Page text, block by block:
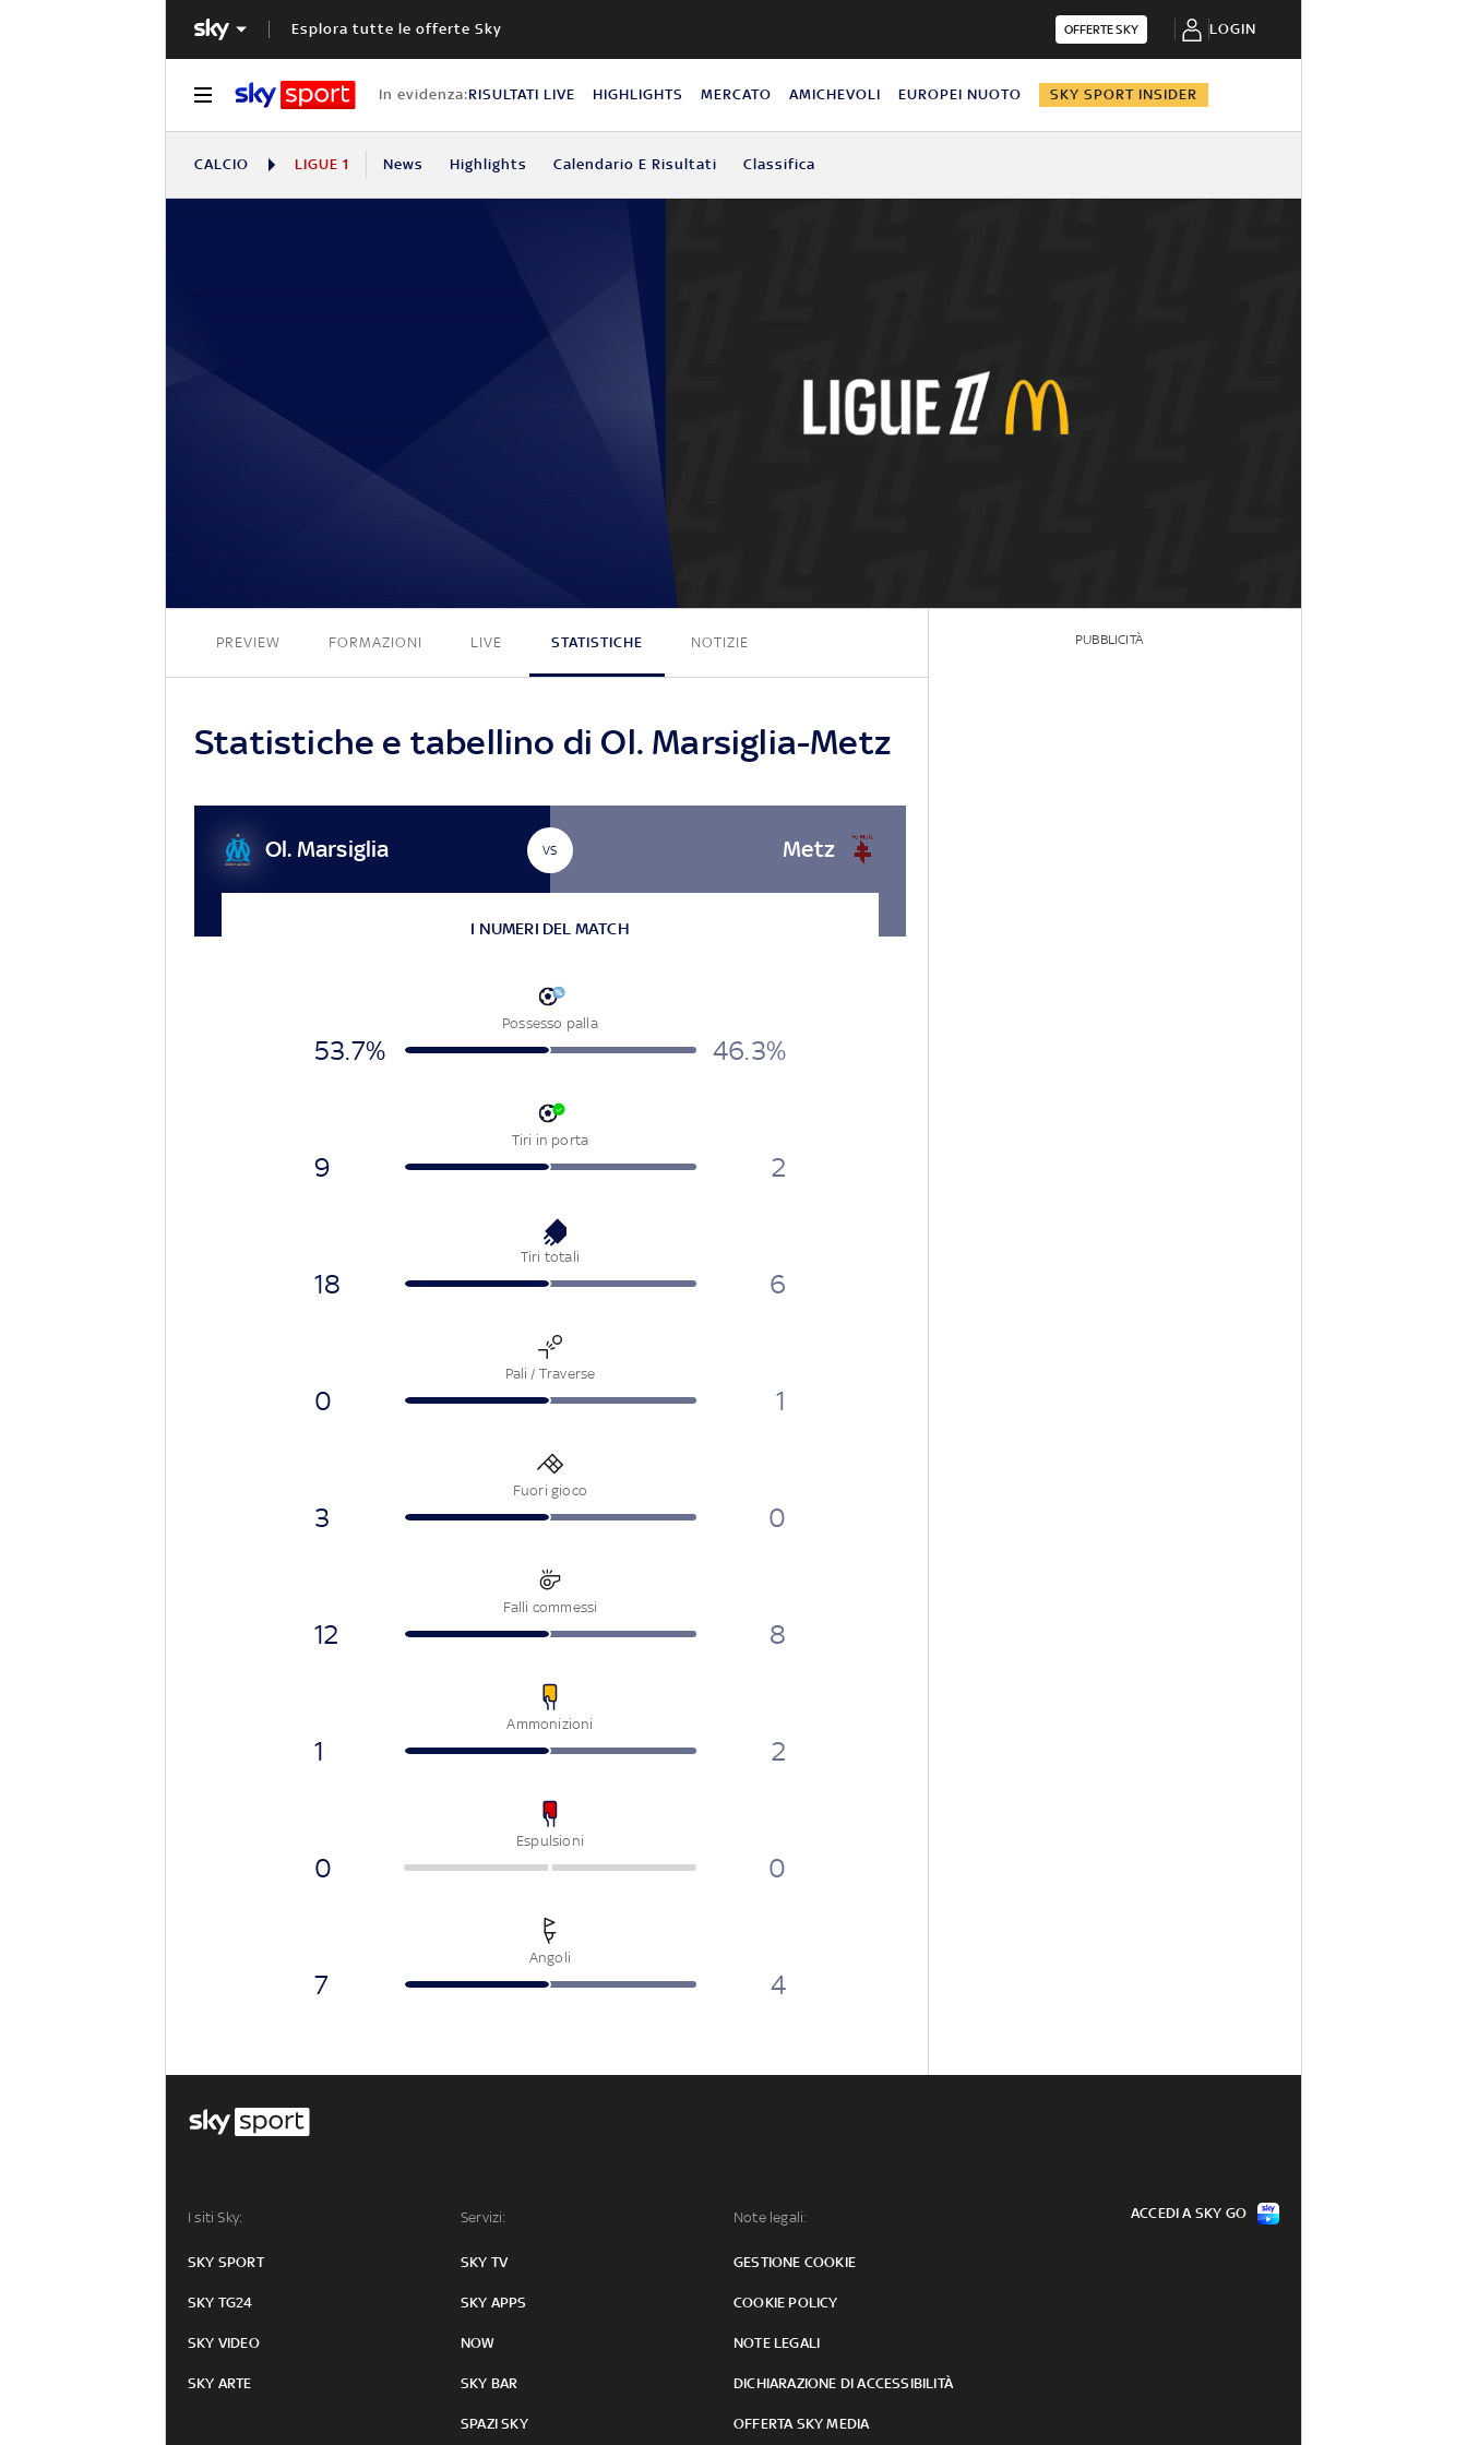
Esplora tutte le offerte Sky OFFERTE SKY LOGIN
In evidenza:RISULTATI LIVE HIGHLIGHTS MERCATO AMICHEVOLI EUROPEI NUOTO SKY SPORT INSIDER
CALCIO LIGUE 1 News Highlights Calendario E Risultati Classifica
PREVIEW FORMAZIONI LIVE STATISTICHE NOTIZIE
Statistiche e tabellino di Ol. Marsiglia-Metz
Ol. Marsiglia VS Metz
I NUMERI DEL MATCH
Possesso palla
53.7% 46.3%
Tiri in porta
9 2
Tiri totali
18 6
Pali / Traverse
0 1
Fuori gioco
3 0
Falli commessi
12 8
Ammonizioni
1 2
Espulsioni
0 0
Angoli
7 4
PUBBLICITÀ
I siti Sky:
SKY SPORT
SKY TG24
SKY VIDEO
SKY ARTE
Servizi:
SKY TV
SKY APPS
NOW
SKY BAR
SPAZI SKY
Note legali:
GESTIONE COOKIE
COOKIE POLICY
NOTE LEGALI
DICHIARAZIONE DI ACCESSIBILITÀ
OFFERTA SKY MEDIA
ACCEDI A SKY GO